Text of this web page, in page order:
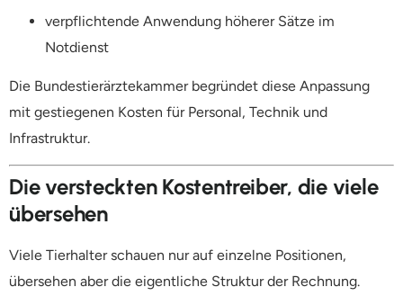
verpflichtende Anwendung höherer Sätze im
Notdienst
Die Bundestierärztekammer begründet diese Anpassung
mit gestiegenen Kosten für Personal, Technik und
Infrastruktur.
Die versteckten Kostentreiber, die viele
übersehen
Viele Tierhalter schauen nur auf einzelne Positionen,
übersehen aber die eigentliche Struktur der Rechnung.